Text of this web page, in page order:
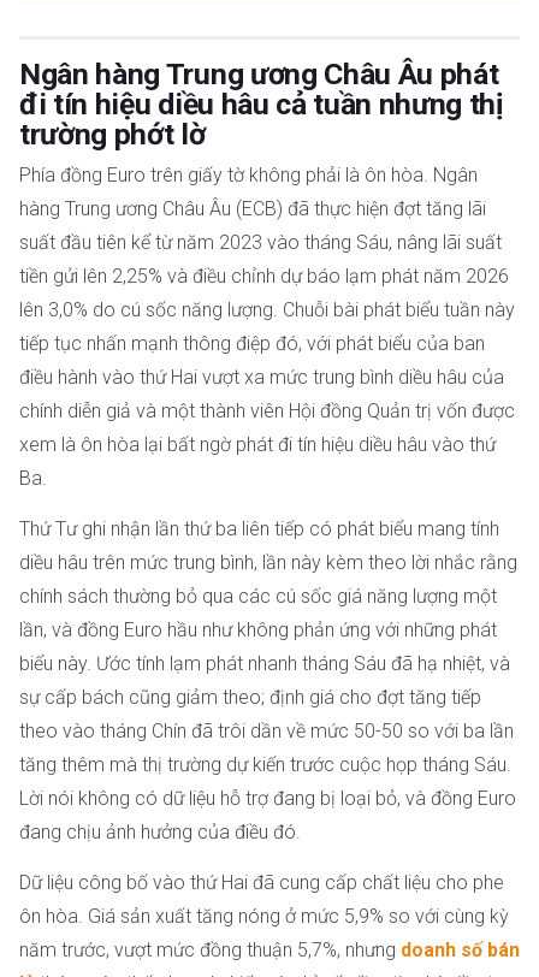
Ngân hàng Trung ương Châu Âu phát
đi tín hiệu diều hâu cả tuần nhưng thị
trường phớt lờ
Phía đồng Euro trên giấy tờ không phải là ôn hòa. Ngân
hàng Trung ương Châu Âu (ECB) đã thực hiện đợt tăng lãi
suất đầu tiên kể từ năm 2023 vào tháng Sáu, nâng lãi suất
tiền gửi lên 2,25% và điều chỉnh dự báo lạm phát năm 2026
lên 3,0% do cú sốc năng lượng. Chuỗi bài phát biểu tuần này
tiếp tục nhấn mạnh thông điệp đó, với phát biểu của ban
điều hành vào thứ Hai vượt xa mức trung bình diều hâu của
chính diễn giả và một thành viên Hội đồng Quản trị vốn được
xem là ôn hòa lại bất ngờ phát đi tín hiệu diều hâu vào thứ
Ba.
Thứ Tư ghi nhận lần thứ ba liên tiếp có phát biểu mang tính
diều hâu trên mức trung bình, lần này kèm theo lời nhắc rằng
chính sách thường bỏ qua các cú sốc giá năng lượng một
lần, và đồng Euro hầu như không phản ứng với những phát
biểu này. Ước tính lạm phát nhanh tháng Sáu đã hạ nhiệt, và
sự cấp bách cũng giảm theo; định giá cho đợt tăng tiếp
theo vào tháng Chín đã trôi dần về mức 50-50 so với ba lần
tăng thêm mà thị trường dự kiến trước cuộc họp tháng Sáu.
Lời nói không có dữ liệu hỗ trợ đang bị loại bỏ, và đồng Euro
đang chịu ảnh hưởng của điều đó.
Dữ liệu công bố vào thứ Hai đã cung cấp chất liệu cho phe
ôn hòa. Giá sản xuất tăng nóng ở mức 5,9% so với cùng kỳ
năm trước, vượt mức đồng thuận 5,7%, nhưng doanh số bán